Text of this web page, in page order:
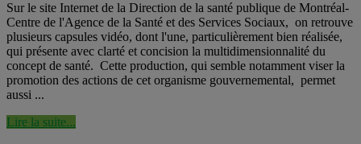
Sur le site Internet de la Direction de la santé publique de Montréal-
Centre de l'Agence de la Santé et des Services Sociaux, on retrouve
plusieurs capsules vidéo, dont l'une, particulièrement bien réalisée,
qui présente avec clarté et concision la multidimensionnalité du
concept de santé. Cette production, qui semble notamment viser la
promotion des actions de cet organisme gouvernemental, permet
aussi ...
Lire la suite...